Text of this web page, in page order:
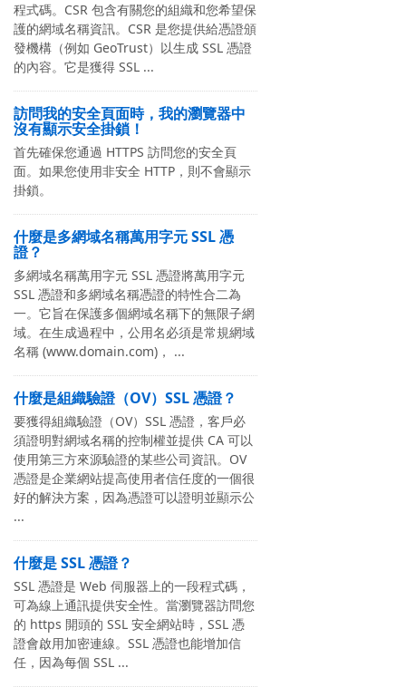
程式碼。CSR 包含有關您的組織和您希望保
護的網域名稱資訊。CSR 是您提供給憑證頒
發機構（例如 GeoTrust）以生成 SSL 憑證
的內容。它是獲得 SSL ...
訪問我的安全頁面時，我的瀏覽器中
沒有顯示安全掛鎖！
首先確保您通過 HTTPS 訪問您的安全頁
面。如果您使用非安全 HTTP，則不會顯示
掛鎖。
什麼是多網域名稱萬用字元 SSL 憑
證？
多網域名稱萬用字元 SSL 憑證將萬用字元
SSL 憑證和多網域名稱憑證的特性合二為
一。它旨在保護多個網域名稱下的無限子網
域。在生成過程中，公用名必須是常規網域
名稱 (www.domain.com)， ...
什麼是組織驗證（OV）SSL 憑證？
要獲得組織驗證（OV）SSL 憑證，客戶必
須證明對網域名稱的控制權並提供 CA 可以
使用第三方來源驗證的某些公司資訊。OV
憑證是企業網站提高使用者信任度的一個很
好的解決方案，因為憑證可以證明並顯示公
...
什麼是 SSL 憑證？
SSL 憑證是 Web 伺服器上的一段程式碼，
可為線上通訊提供安全性。當瀏覽器訪問您
的 https 開頭的 SSL 安全網站時，SSL 憑
證會啟用加密連線。SSL 憑證也能增加信
任，因為每個 SSL ...